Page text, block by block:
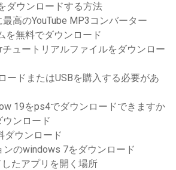
ダウンロードする方法
高のYouTube MP3コンバーター
を無料でダウンロード
ュートリアルファイルをダウンロー
ードまたはUSBを購入する必要があ
19をps4でダウンロードできますか
ンロード
ダウンロード
ンのwindows 7をダウンロード
たアプリを開く場所